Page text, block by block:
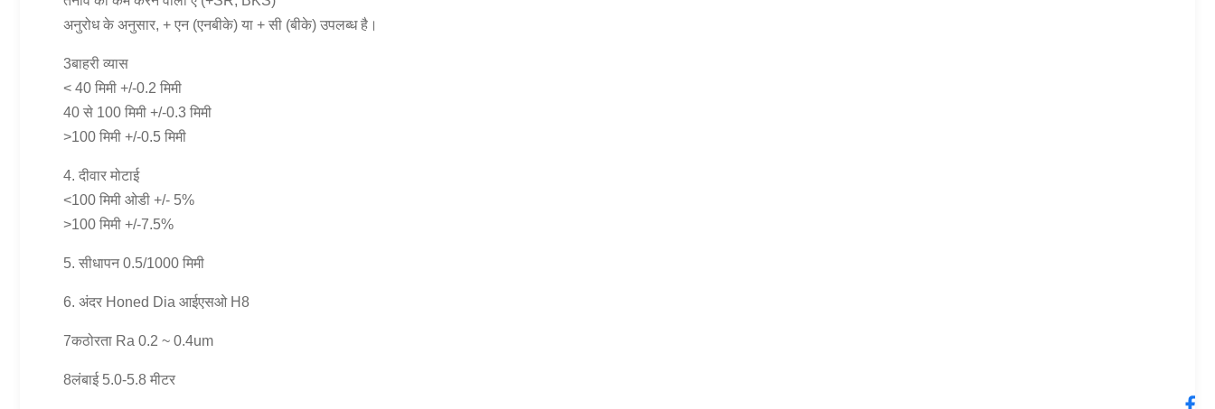
अनुरोध के अनुसार, + एन (एनबीके) या + सी (बीके) उपलब्ध है।
3बाहरी व्यास
< 40 मिमी +/-0.2 मिमी
40 से 100 मिमी +/-0.3 मिमी
>100 मिमी +/-0.5 मिमी
4. दीवार मोटाई
<100 मिमी ओडी +/- 5%
>100 मिमी +/-7.5%
5. सीधापन 0.5/1000 मिमी
6. अंदर Honed Dia आईएसओ H8
7कठोरता Ra 0.2 ~ 0.4um
8लंबाई 5.0-5.8 मीटर